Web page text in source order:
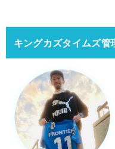
キングカズタイムズ